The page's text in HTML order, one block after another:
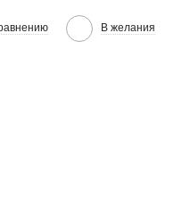
В желания